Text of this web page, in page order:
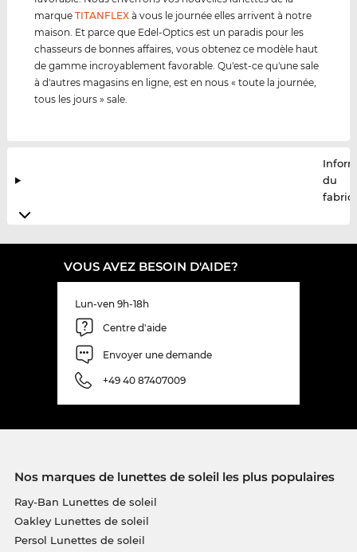
marqueTITANFLEX à vous le journée elles arrivent à notre
maison. Et parce que Edel-Optics est un paradis pour les
chasseurs de bonnes affaires, vous obtenez ce modèle haut
de gamme incroyablement favorable. Qu'est-ce qu'une sale
à d'autres magasins en ligne, est en nous « toute la journée,
tous les jours » sale.
du
VOUS AVEZ BESOIN D'AIDE?
Lun-ven 9h-18h
Centre d'aide
Envoyer une demande
+49 40 87407009
Nos marques de lunettes de soleil les plus populaires
Ray-Ban Lunettes de soleil
Oakley Lunettes de soleil
Persol Lunettes de soleil